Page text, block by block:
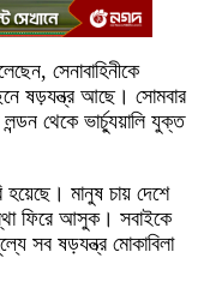
সেনাবাহিনীকে
ষড়যন্ত্র আছে। সোমবার
থেকে ভার্চ্যুয়ালি যুক্ত
মানুষ চায় দেশে
ফিরে আসুক। সবাইকে
সব ষড়যন্ত্র মোকাবিলা